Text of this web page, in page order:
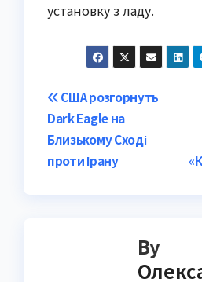
установку з ладу.
Post
navigation
США розгорнуть
Dark Eagle на
Близькому Сході
проти Ірану
By